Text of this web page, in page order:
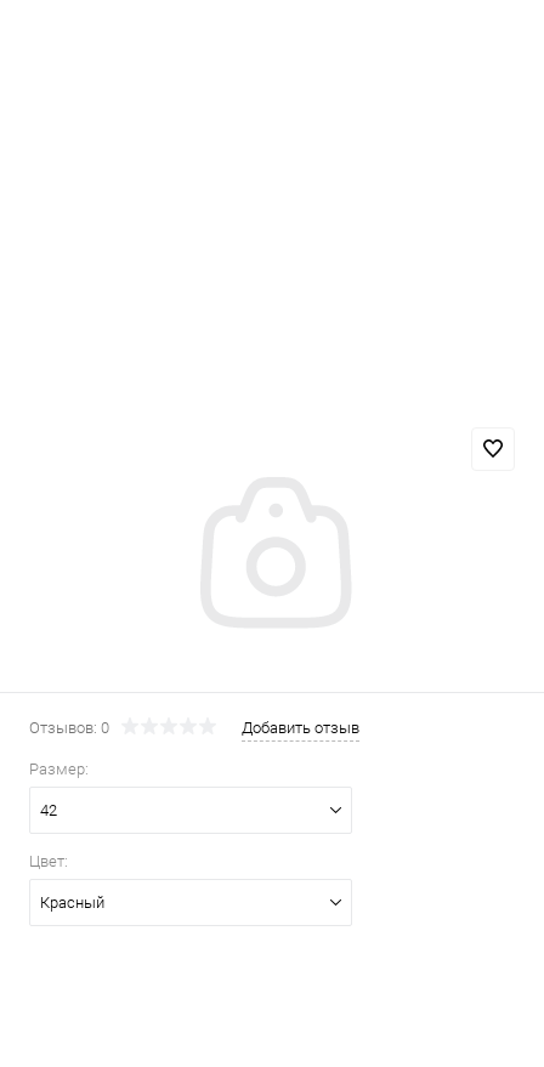
Отзывов: 0 Добавить отзыв
Размер:
42
Цвет:
Красный